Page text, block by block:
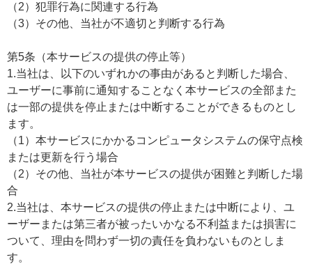
（2）犯罪行為に関連する行為
（3）その他、当社が不適切と判断する行為
第5条（本サービスの提供の停止等）
1.当社は、以下のいずれかの事由があると判断した場合、
ユーザーに事前に通知することなく本サービスの全部また
は一部の提供を停止または中断することができるものとし
ます。
（1）本サービスにかかるコンピュータシステムの保守点検
または更新を行う場合
（2）その他、当社が本サービスの提供が困難と判断した場
合
2.当社は、本サービスの提供の停止または中断により、ユ
ーザーまたは第三者が被ったいかなる不利益または損害に
ついて、理由を問わず一切の責任を負わないものとしま
す。